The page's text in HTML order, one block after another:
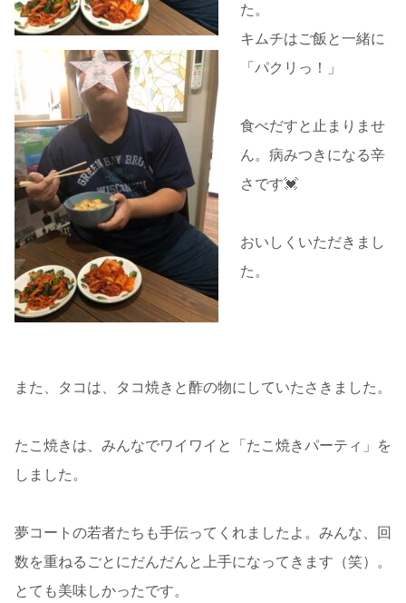
た。
キムチはご飯と一緒に
「パクリっ！」
食べだすと止まりませ
ん。病みつきになる辛
さです💓
おいしくいただきまし
た。
また、タコは、タコ焼きと酢の物にしていたさきました。
たこ焼きは、みんなでワイワイと「たこ焼きパーティ」を
しました。
夢コートの若者たちも手伝ってくれましたよ。みんな、回
数を重ねるごとにだんだんと上手になってきます（笑）。
とても美味しかったです。